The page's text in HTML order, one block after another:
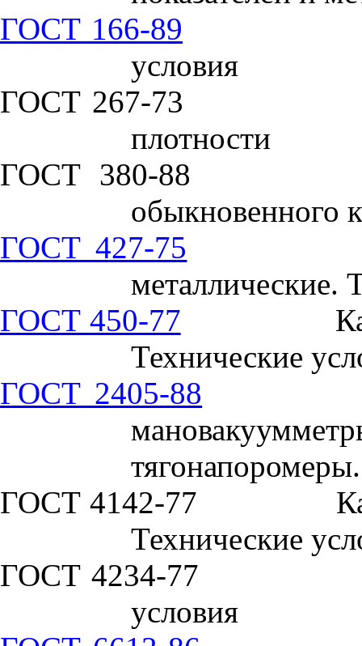
ГОСТ 166-89
условия
ГОСТ 267-73
плотности
ГОСТ 380-88
обыкновенного
ГОСТ 427-75
металлические.
ГОСТ 450-77
Технические
ГОСТ 2405-88
ГОСТ 4142-77
Технические
ГОСТ 4234-77
условия